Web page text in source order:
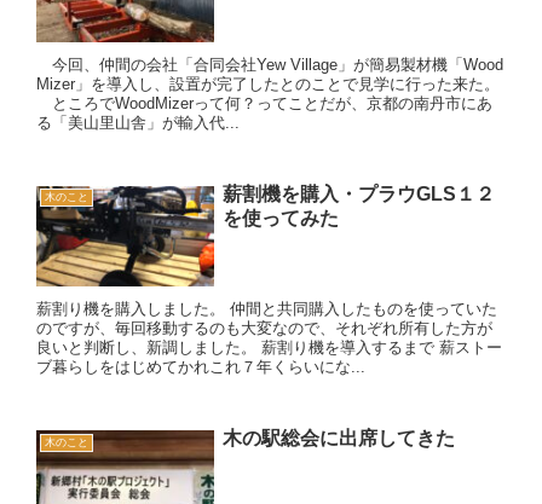
今回、仲間の会社「合同会社Yew Village」が簡易製材機「Wood
Mizer」を導入し、設置が完了したとのことで見学に行った来た。
ところでWoodMizerって何？ってことだが、京都の南丹市にあ
る「美山里山舎」が輸入代...
木のこと
薪割機を購入・プラウGLS１２
を使ってみた
薪割り機を購入しました。 仲間と共同購入したものを使っていた
のですが、毎回移動するのも大変なので、それぞれ所有した方が
良いと判断し、新調しました。 薪割り機を導入するまで 薪ストー
ブ暮らしをはじめてかれこれ７年くらいにな...
木のこと 木の駅総会に出席してきた